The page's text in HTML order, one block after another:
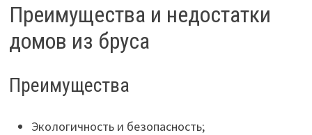
Преимущества и недостатки
домов из бруса
Преимущества
Экологичность и безопасность;